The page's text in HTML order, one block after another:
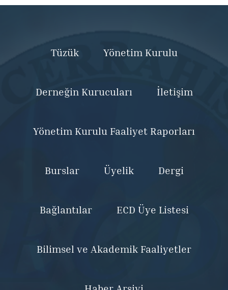
Tüzük Yönetim Kurulu
Derneğin Kurucuları İletişim
Yönetim Kurulu Faaliyet Raporları
Burslar Üyelik Dergi
Bağlantılar ECD Üye Listesi
Bilimsel ve Akademik Faaliyetler